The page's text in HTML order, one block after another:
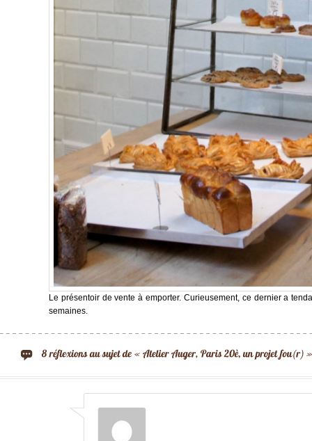
Le présentoir de vente à emporter. Curieusement, ce dernier a
semaines.